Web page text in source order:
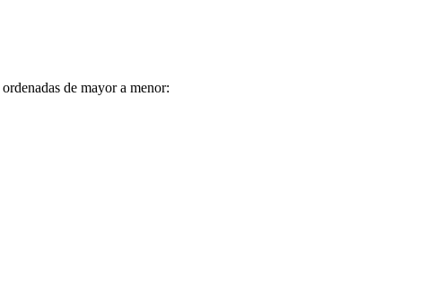
ordenadas de mayor a menor: